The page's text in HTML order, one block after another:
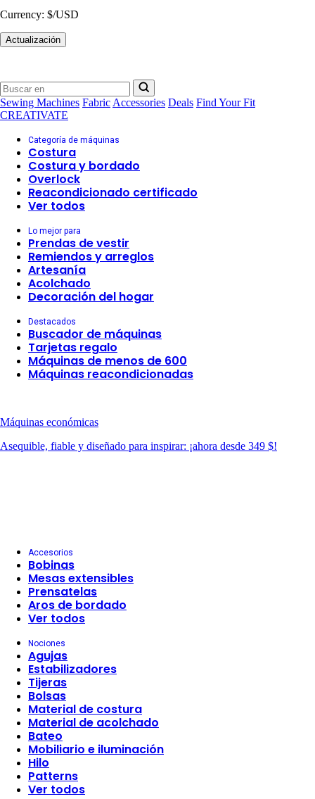
Currency: $/USD
Actualización
Sewing Machines Fabric Accessories Deals Find Your Fit
CREATIVATE
Categoría de máquinas
Costura
Costura y bordado
Overlock
Reacondicionado certificado
Ver todos
Lo mejor para
Prendas de vestir
Remiendos y arreglos
Artesanía
Acolchado
Decoración del hogar
Destacados
Buscador de máquinas
Tarjetas regalo
Máquinas de menos de 600
Máquinas reacondicionadas
Máquinas económicas
Asequible, fiable y diseñado para inspirar: ¡ahora desde 349 $!
Accesorios
Bobinas
Mesas extensibles
Prensatelas
Aros de bordado
Ver todos
Nociones
Agujas
Estabilizadores
Tijeras
Bolsas
Material de costura
Material de acolchado
Bateo
Mobiliario e iluminación
Hilo
Patterns
Ver todos